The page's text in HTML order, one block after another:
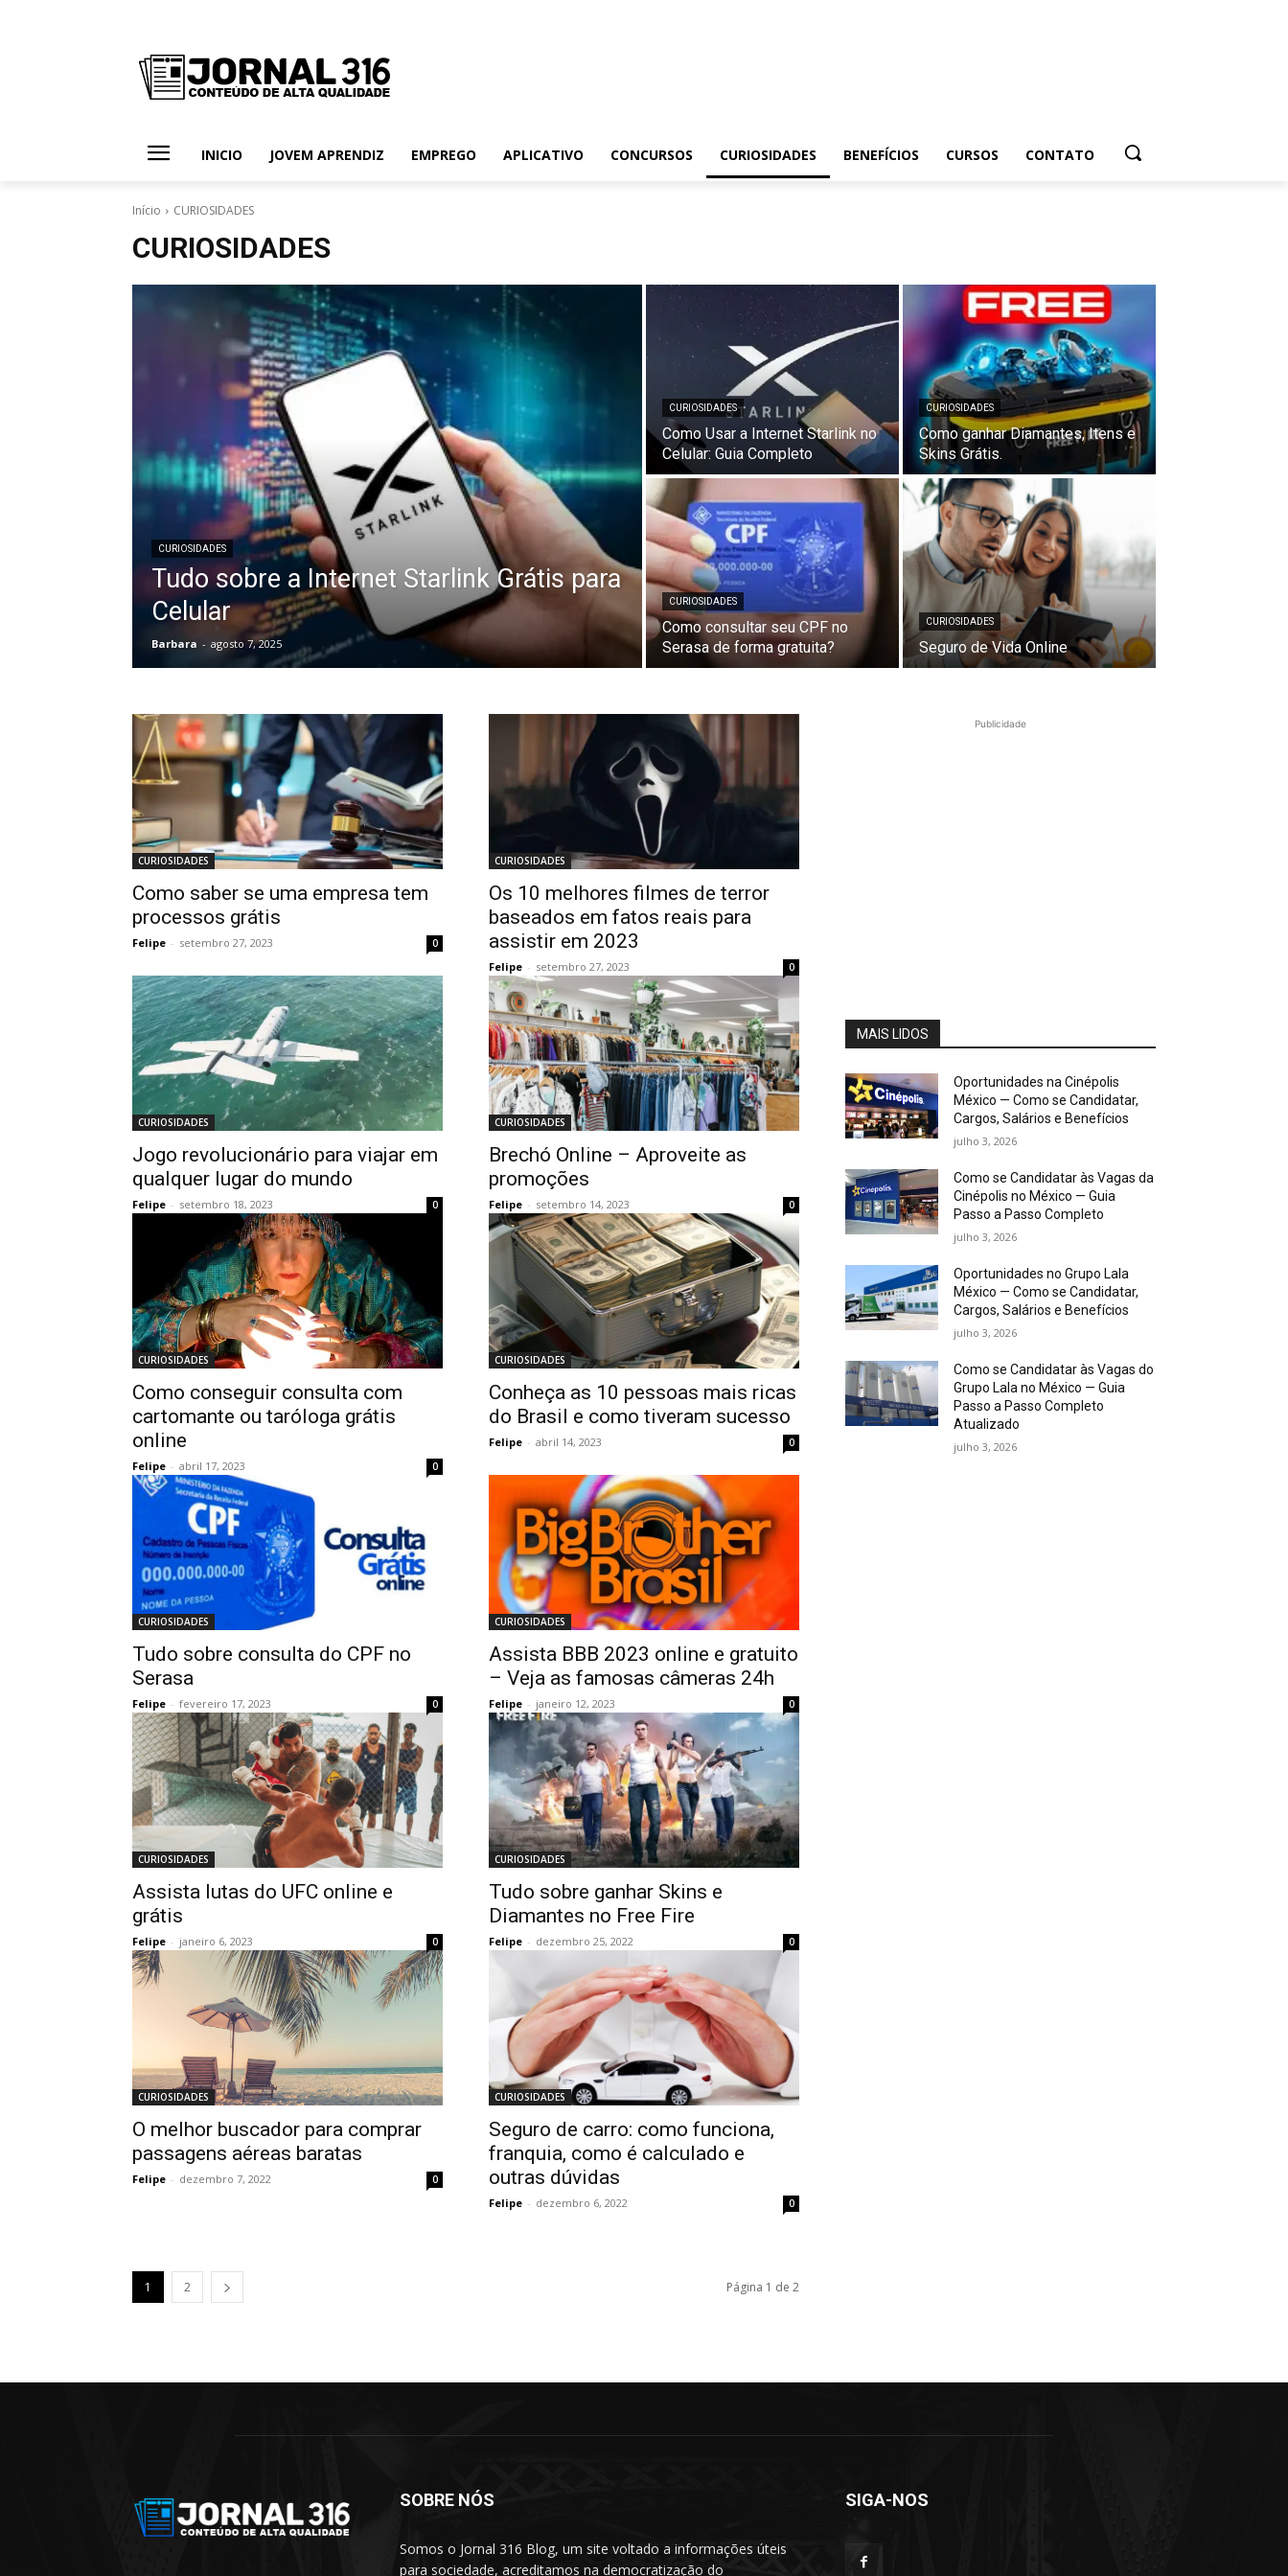
INICIO JOVEM APRENDIZ EMPREGO APLICATIVO CONCURSOS CURIOSIDADES BENEFÍCIOS CURSOS CONTATO
Início CURIOSIDADES
CURIOSIDADES
CURIOSIDADES
Tudo sobre a Internet Starlink Grátis para
Celular
Barbara - agosto 7, 2025
CURIOSIDADES
Como Usar a Internet Starlink no
Celular: Guia Completo
CURIOSIDADES
Como ganhar Diamantes, Itens e
Skins Grátis.
CURIOSIDADES
Como consultar seu CPF no
Serasa de forma gratuita?
CURIOSIDADES
Seguro de Vida Online
CURIOSIDADES
Como saber se uma empresa tem
processos grátis
Felipe - setembro 27, 2023 0
CURIOSIDADES
Os 10 melhores filmes de terror
baseados em fatos reais para
assistir em 2023
Felipe - setembro 27, 2023 0
CURIOSIDADES
Jogo revolucionário para viajar em
qualquer lugar do mundo
Felipe - setembro 18, 2023 0
CURIOSIDADES
Brechó Online – Aproveite as
promoções
Felipe - setembro 14, 2023 0
CURIOSIDADES
Como conseguir consulta com
cartomante ou taróloga grátis
online
Felipe - abril 17, 2023 0
CURIOSIDADES
Conheça as 10 pessoas mais ricas
do Brasil e como tiveram sucesso
Felipe - abril 14, 2023 0
CURIOSIDADES
Tudo sobre consulta do CPF no
Serasa
Felipe - fevereiro 17, 2023 0
CURIOSIDADES
Assista BBB 2023 online e gratuito
– Veja as famosas câmeras 24h
Felipe - janeiro 12, 2023 0
CURIOSIDADES
Assista lutas do UFC online e
grátis
Felipe - janeiro 6, 2023 0
CURIOSIDADES
Tudo sobre ganhar Skins e
Diamantes no Free Fire
Felipe - dezembro 25, 2022 0
CURIOSIDADES
O melhor buscador para comprar
passagens aéreas baratas
Felipe - dezembro 7, 2022 0
CURIOSIDADES
Seguro de carro: como funciona,
franquia, como é calculado e
outras dúvidas
Felipe - dezembro 6, 2022 0
1 2 Página 1 de 2
Publicidade
MAIS LIDOS
Oportunidades na Cinépolis
México — Como se Candidatar,
Cargos, Salários e Benefícios
julho 3, 2026
Como se Candidatar às Vagas da
Cinépolis no México — Guia
Passo a Passo Completo
julho 3, 2026
Oportunidades no Grupo Lala
México — Como se Candidatar,
Cargos, Salários e Benefícios
julho 3, 2026
Como se Candidatar às Vagas do
Grupo Lala no México — Guia
Passo a Passo Completo
Atualizado
julho 3, 2026
SOBRE NÓS
Somos o Jornal 316 Blog, um site voltado a informações úteis
para sociedade, acreditamos na democratização do
SIGA-NOS